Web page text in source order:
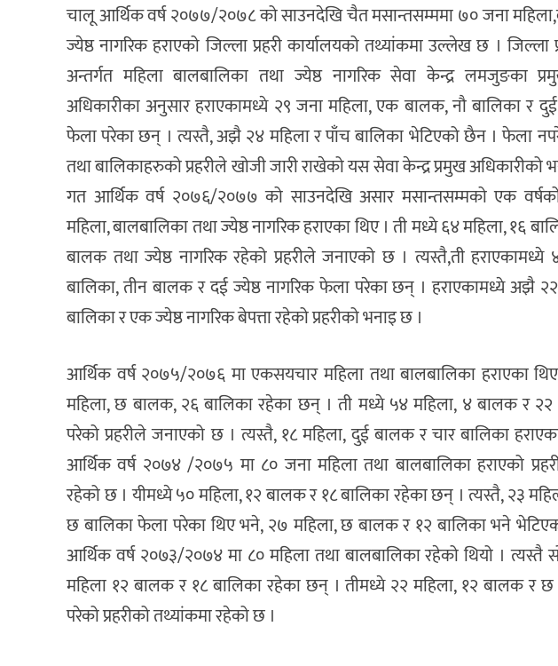
चालू आर्थिक वर्ष २०७७/२०७८ को साउनदेखि चैत मसान्तसम्ममा ७० जना
ज्येष्ठ नागरिक हराएको जिल्ला प्रहरी कार्यालयको तथ्यांकमा उल्लेख छ । जिल्ला
अन्तर्गत महिला बालबालिका तथा ज्येष्ठ नागरिक सेवा केन्द्र लमजुङका
अधिकारीका अनुसार हराएकामध्ये २९ जना महिला, एक बालक, नौ बालिका र दुई
फेला परेका छन् । त्यस्तै, अझै २४ महिला र पाँच बालिका भेटिएको छैन । फेला
तथा बालिकाहरुको प्रहरीले खोजी जारी राखेको यस सेवा केन्द्र प्रमुख अधिकारीको
गत आर्थिक वर्ष २०७६/२०७७ को साउनदेखि असार मसान्तसम्मको एक
महिला, बालबालिका तथा ज्येष्ठ नागरिक हराएका थिए । ती मध्ये ६४ महिला, १६
बालक तथा ज्येष्ठ नागरिक रहेको प्रहरीले जनाएको छ । त्यस्तै,ती हराएकामध्ये
बालिका, तीन बालक र दई ज्येष्ठ नागरिक फेला परेका छन् । हराएकामध्ये अझै
बालिका र एक ज्येष्ठ नागरिक बेपत्ता रहेको प्रहरीको भनाइ छ ।
आर्थिक वर्ष २०७५/२०७६ मा एकसयचार महिला तथा बालबालिका हराएका
महिला, छ बालक, २६ बालिका रहेका छन् । ती मध्ये ५४ महिला, ४ बालक र
परेको प्रहरीले जनाएको छ । त्यस्तै, १८ महिला, दुई बालक र चार बालिका
आर्थिक वर्ष २०७४ /२०७५ मा ८० जना महिला तथा बालबालिका हराएको
रहेको छ । यीमध्ये ५० महिला, १२ बालक र १८ बालिका रहेका छन् । त्यस्तै, २३
छ बालिका फेला परेका थिए भने, २७ महिला, छ बालक र १२ बालिका भने
आर्थिक वर्ष २०७३/२०७४ मा ८० महिला तथा बालबालिका रहेको थियो । त्यस्तै
महिला १२ बालक र १८ बालिका रहेका छन् । तीमध्ये २२ महिला, १२ बालक र
परेको प्रहरीको तथ्यांकमा रहेको छ ।